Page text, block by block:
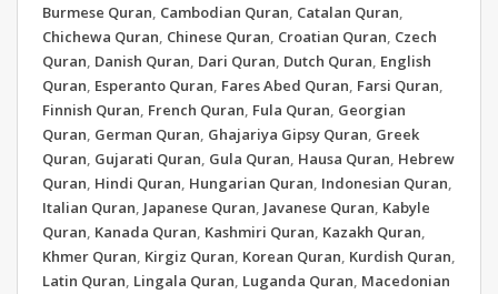
Burmese Quran, Cambodian Quran, Catalan Quran,
Chichewa Quran, Chinese Quran, Croatian Quran, Czech
Quran, Danish Quran, Dari Quran, Dutch Quran, English
Quran, Esperanto Quran, Fares Abed Quran, Farsi Quran,
Finnish Quran, French Quran, Fula Quran, Georgian
Quran, German Quran, Ghajariya Gipsy Quran, Greek
Quran, Gujarati Quran, Gula Quran, Hausa Quran, Hebrew
Quran, Hindi Quran, Hungarian Quran, Indonesian Quran,
Italian Quran, Japanese Quran, Javanese Quran, Kabyle
Quran, Kanada Quran, Kashmiri Quran, Kazakh Quran,
Khmer Quran, Kirgiz Quran, Korean Quran, Kurdish Quran,
Latin Quran, Lingala Quran, Luganda Quran, Macedonian